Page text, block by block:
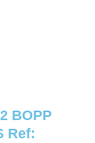
BOPP
Ref: